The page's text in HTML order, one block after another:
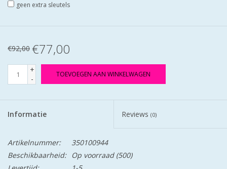
geen extra sleutels
€92,00 €77,00
+
-
TOEVOEGEN AAN WINKELWAGEN
Informatie Reviews (0)
Artikelnummer:
350100944
Beschikbaarheid:
Op voorraad(500)